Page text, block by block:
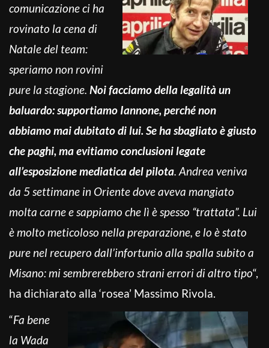
comunicazione ci ha
rovinato la cena di
Natale del team:
speriamo non rovini
pure la stagione. Noi facciamo della legalità un
baluardo: supportiamo Iannone, perché non
abbiamo mai dubitato di lui. Se ha sbagliato è giusto
che paghi, ma evitiamo conclusioni legate
all’esposizione mediatica del pilota. Andrea veniva
da 5 settimane in Oriente dove aveva mangiato
molta carne e sappiamo che lì è spesso “trattata”. Lui
è molto meticoloso nella preparazione, e lo è stato
pure nel recupero dall’infortunio alla spalla subito a
Misano: mi sembrerebbero strani errori di altro tipo“,
ha dichiarato alla ‘rosea’ Massimo Rivola.
“Fa bene
la Wada